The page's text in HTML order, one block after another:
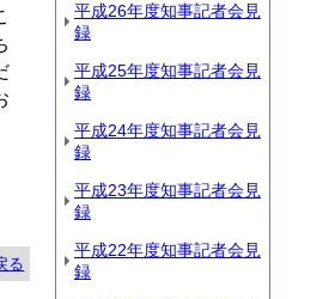
る
平成26年度知事記者会見
録
平成25年度知事記者会見
録
平成24年度知事記者会見
録
平成23年度知事記者会見
録
平成22年度知事記者会見
録